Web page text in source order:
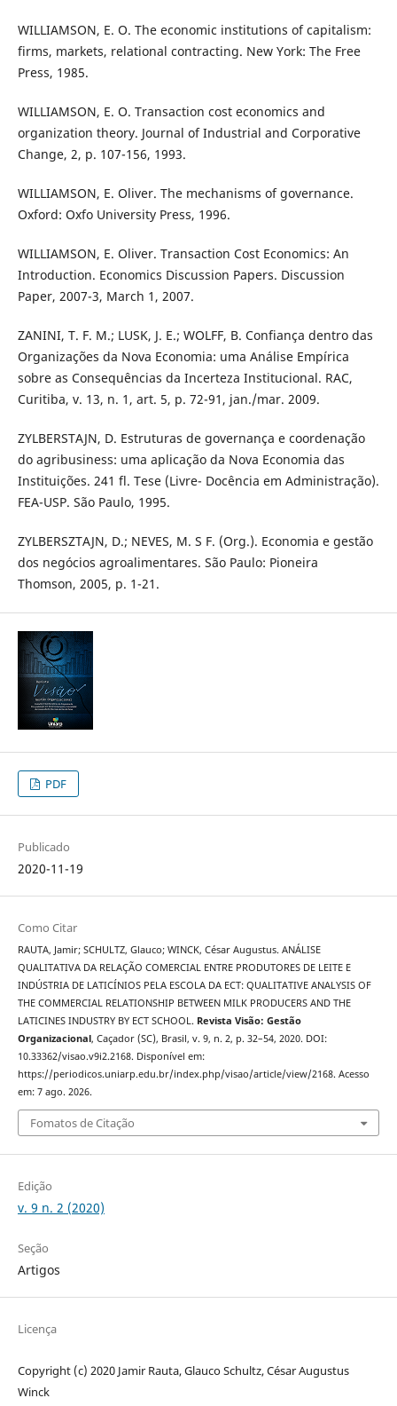
WILLIAMSON, E. O. The economic institutions of capitalism:
firms, markets, relational contracting. New York: The Free
Press, 1985.
WILLIAMSON, E. O. Transaction cost economics and
organization theory. Journal of Industrial and Corporative
Change, 2, p. 107-156, 1993.
WILLIAMSON, E. Oliver. The mechanisms of governance.
Oxford: Oxfo University Press, 1996.
WILLIAMSON, E. Oliver. Transaction Cost Economics: An
Introduction. Economics Discussion Papers. Discussion
Paper, 2007-3, March 1, 2007.
ZANINI, T. F. M.; LUSK, J. E.; WOLFF, B. Confiança dentro das
Organizações da Nova Economia: uma Análise Empírica
sobre as Consequências da Incerteza Institucional. RAC,
Curitiba, v. 13, n. 1, art. 5, p. 72-91, jan./mar. 2009.
ZYLBERSTAJN, D. Estruturas de governança e coordenação
do agribusiness: uma aplicação da Nova Economia das
Instituições. 241 fl. Tese (Livre- Docência em Administração).
FEA-USP. São Paulo, 1995.
ZYLBERSZTAJN, D.; NEVES, M. S F. (Org.). Economia e gestão
dos negócios agroalimentares. São Paulo: Pioneira
Thomson, 2005, p. 1-21.
PDF
Publicado
2020-11-19
Como Citar
RAUTA, Jamir; SCHULTZ, Glauco; WINCK, César Augustus. ANÁLISE
QUALITATIVA DA RELAÇÃO COMERCIAL ENTRE PRODUTORES DE LEITE E
INDÚSTRIA DE LATICÍNIOS PELA ESCOLA DA ECT: QUALITATIVE ANALYSIS OF
THE COMMERCIAL RELATIONSHIP BETWEEN MILK PRODUCERS AND THE
LATICINES INDUSTRY BY ECT SCHOOL. Revista Visão: Gestão
Organizacional, Caçador (SC), Brasil, v. 9, n. 2, p. 32–54, 2020. DOI:
10.33362/visao.v9i2.2168. Disponível em:
https://periodicos.uniarp.edu.br/index.php/visao/article/view/2168. Acesso
em: 7 ago. 2026.
Fomatos de Citação
Edição
v. 9 n. 2 (2020)
Seção
Artigos
Licença
Copyright (c) 2020 Jamir Rauta, Glauco Schultz, César Augustus
Winck